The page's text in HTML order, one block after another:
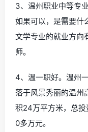
3、温州职业中等专
如果可以，是需要什
文学专业的就业方向
师。
4、温一职好。温州
落于风景秀丽的温州
积24万平方米，总
0多万元。